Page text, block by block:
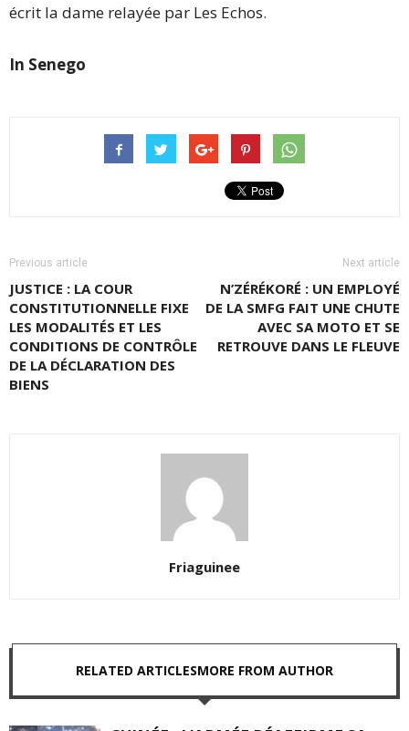
écrit la dame relayée par Les Echos.
In Senego
Previous article
JUSTICE : LA COUR
CONSTITUTIONNELLE FIXE
LES MODALITÉS ET LES
CONDITIONS DE CONTRÔLE
DE LA DÉCLARATION DES
BIENS
Next article
N’ZÉRÉKORÉ : UN EMPLOYÉ
DE LA SMFG FAIT UNE CHUTE
AVEC SA MOTO ET SE
RETROUVE DANS LE FLEUVE
Friaguinee
RELATED ARTICLESMORE FROM AUTHOR